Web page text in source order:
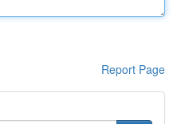
Report Page